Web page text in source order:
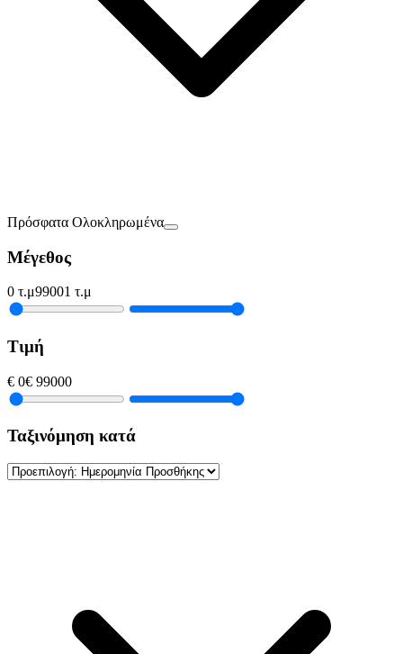
Πρόσφατα Ολοκληρωμένα
Μέγεθος
0 τ.μ99001 τ.μ
Τιμή
€ 0€ 99000
Ταξινόμηση κατά